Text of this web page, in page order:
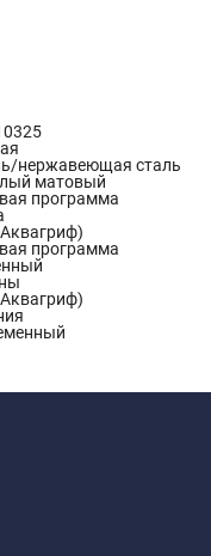
нержавеющая сталь
матовый
программа
программа